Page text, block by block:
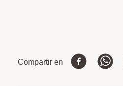
Compartir en